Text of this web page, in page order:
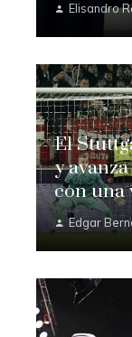
Elisandro
El
y
con una
Edgar